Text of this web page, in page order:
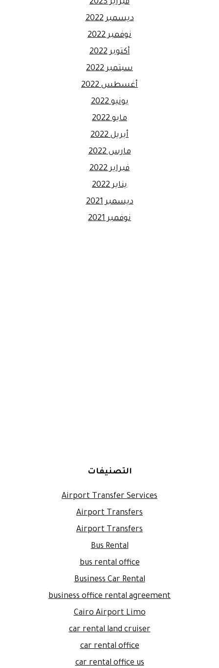
فبراير 2023
ديسمبر 2022
نوفمبر 2022
أكتوبر 2022
سبتمبر 2022
أغسطس 2022
يونيو 2022
مايو 2022
أبريل 2022
مارس 2022
فبراير 2022
يناير 2022
ديسمبر 2021
نوفمبر 2021
التصنيفات
Airport Transfer Services
Airport Transfers
Airport Transfers
Bus Rental
bus rental office
Business Car Rental
business office rental agreement
Cairo Airport Limo
car rental land cruiser
car rental office
car rental office us